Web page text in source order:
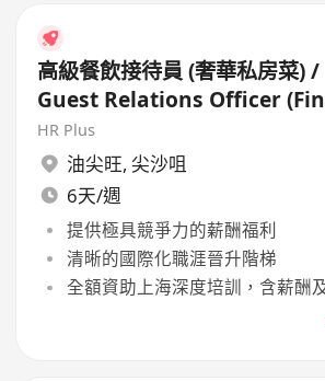
高級餐飲接待員 (奢華私房菜) /
Guest Relations Officer
Dining)
HR Plus
油尖旺, 尖沙咀
6天/週
提供極具競爭力的薪酬福利
清晰的國際化職涯晉升階梯
全額資助上海深度培訓，含薪酬